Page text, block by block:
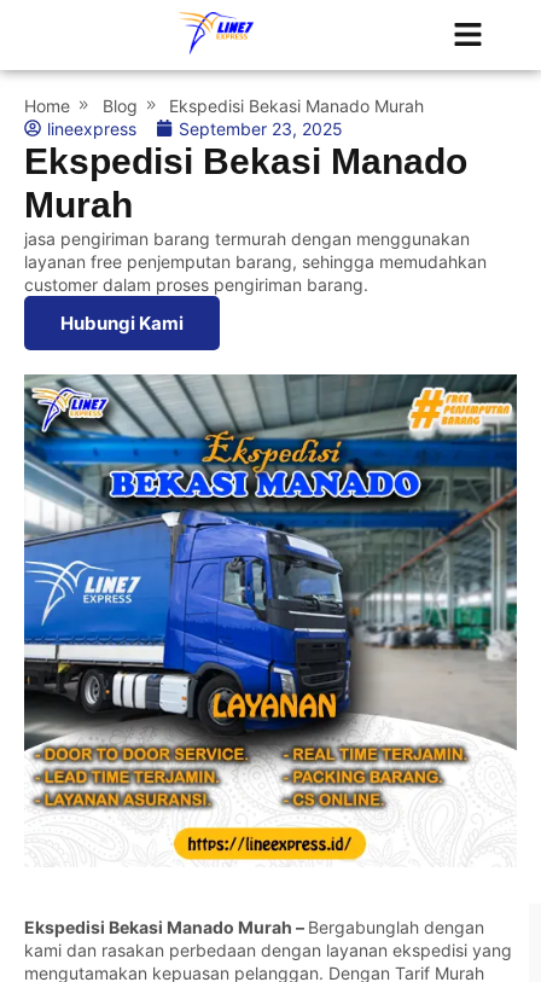
Home Blog
Ekspedisi Bekasi Manado Murah
lineexpress
September 23, 2025
Ekspedisi Bekasi Manado
Murah
jasa pengiriman barang termurah dengan menggunakan
layanan free penjemputan barang, sehingga memudahkan
customer dalam proses pengiriman barang.
Hubungi Kami
Ekspedisi Bekasi Manado Murah – Bergabunglah dengan
kami dan rasakan perbedaan dengan layanan ekspedisi yang
mengutamakan kepuasan pelanggan. Dengan Tarif Murah